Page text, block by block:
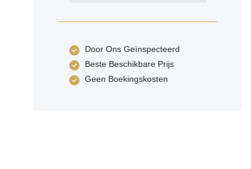
Door Ons Geïnspecteerd
Beste Beschikbare Prijs
Geen Boekingskosten